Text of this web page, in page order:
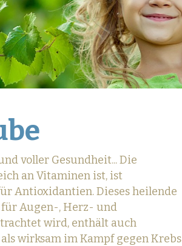
voller Gesundheit... Die
an Vitaminen ist, ist
Antioxidantien. Dieses heilende
für Augen-, Herz- und
wird, enthält auch
wirksam im Kampf gegen Krebs